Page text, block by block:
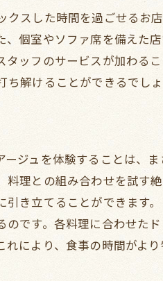
放題プランの選択肢
で特別感を演出
で女子会を締めくくる
く！飲み放題ディナーの選
放題プランの選び方
に楽しむ飲み物の秘訣
フードペアリング
ぴったりな店選び
飲み放題のポイント
スした時間を過ごせるお
個室やソファ席を備えた
ッフのサービスが加わる
解けることができるでしょ
ジュを体験することは、
理との組み合わせを試す
き立てることができます
です。各料理に合わせた
により、食事の時間がより